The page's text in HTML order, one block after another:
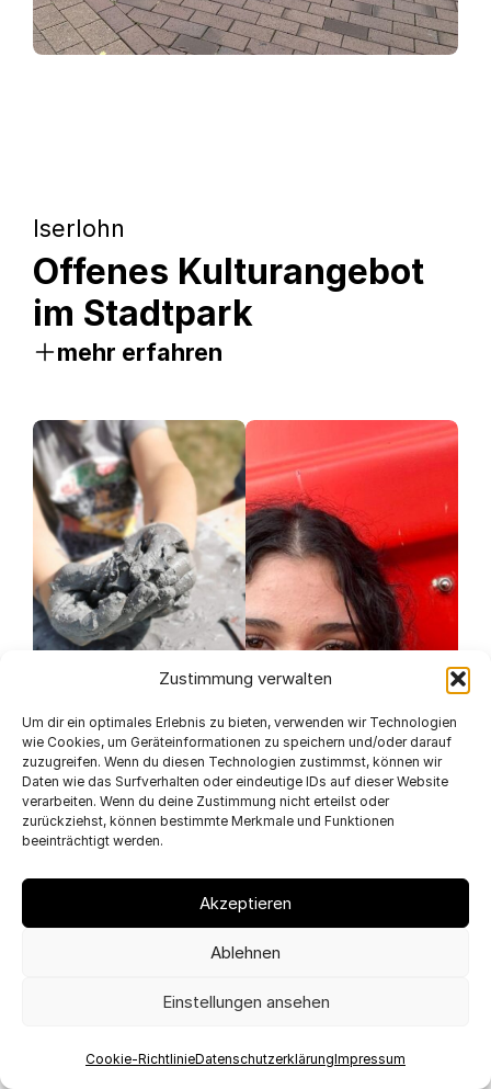
Zustimmung verwalten
Um dir ein optimales Erlebnis zu bieten, verwenden wir Technologien
wie Cookies, um Geräteinformationen zu speichern und/oder darauf
zuzugreifen. Wenn du diesen Technologien zustimmst, können wir
Daten wie das Surfverhalten oder eindeutige IDs auf dieser Website
verarbeiten. Wenn du deine Zustimmung nicht erteilst oder
zurückziehst, können bestimmte Merkmale und Funktionen
beeinträchtigt werden.
Akzeptieren
Ablehnen
Einstellungen ansehen
Cookie-RichtlinieDatenschutzerklärungImpressum
Iserlohn
Offenes Kulturangebot
im Stadtpark
mehr erfahren